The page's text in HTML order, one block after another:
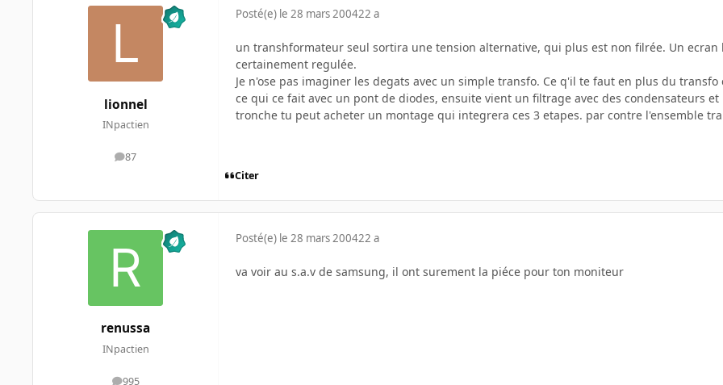
lionnel
INpactien
87
messages
Posté(e) le 28 mars 200422 a
un transhformateur seul sortira une tension alternative, qui plus est non filrée. Un
certainement regulée.
Je n'ose pas imaginer les degats avec un simple transfo. Ce q'il te faut en plus du
ce qui ce fait avec un pont de diodes, ensuite vient un filtrage avec des condensateurs
tronche tu peut acheter un montage qui integrera ces 3 etapes. par contre l'ensemble
Citer
renussa
INpactien
995
Posté(e) le 28 mars 200422 a
va voir au s.a.v de samsung, il ont surement la piéce pour ton moniteur